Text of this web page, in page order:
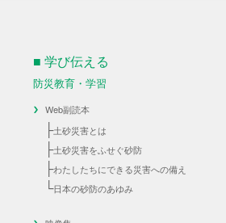
■ 学び伝える
防災教育・学習
Web副読本
├土砂災害とは
├土砂災害をふせぐ砂防
├わたしたちにできる災害への備え
└日本の砂防のあゆみ